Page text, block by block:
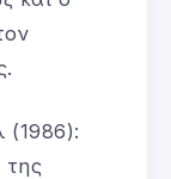
(1986):
της